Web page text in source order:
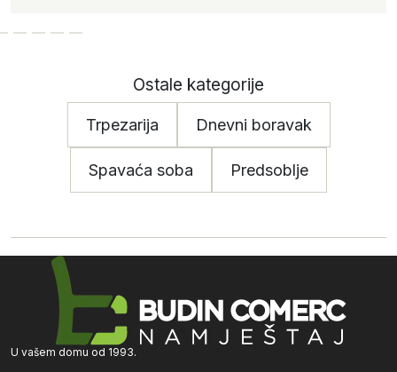
Ostale kategorije
Trpezarija Dnevni boravak
Spavaća soba Predsoblje
U vašem domu od 1993.